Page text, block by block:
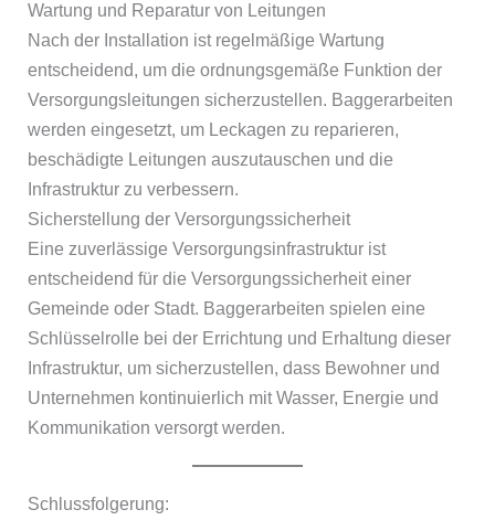
Wartung und Reparatur von Leitungen
Nach der Installation ist regelmäßige Wartung
entscheidend, um die ordnungsgemäße Funktion der
Versorgungsleitungen sicherzustellen. Baggerarbeiten
werden eingesetzt, um Leckagen zu reparieren,
beschädigte Leitungen auszutauschen und die
Infrastruktur zu verbessern.
Sicherstellung der Versorgungssicherheit
Eine zuverlässige Versorgungsinfrastruktur ist
entscheidend für die Versorgungssicherheit einer
Gemeinde oder Stadt. Baggerarbeiten spielen eine
Schlüsselrolle bei der Errichtung und Erhaltung dieser
Infrastruktur, um sicherzustellen, dass Bewohner und
Unternehmen kontinuierlich mit Wasser, Energie und
Kommunikation versorgt werden.
Schlussfolgerung: